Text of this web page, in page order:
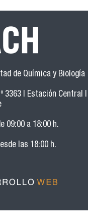
de Química y Biología
3363 | Estación Central |
09:00 a 18:00 h.
las 18:00 h.